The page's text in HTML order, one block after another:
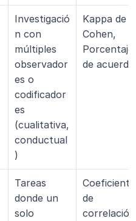
Investigació
n con
múltiples
observador
es o
codificador
es
(cualitativa,
conductual
)
Kappa de
Cohen,
Porcentaje
de acuerdo
Tareas
donde un
solo
Coeficiente
de
correlación